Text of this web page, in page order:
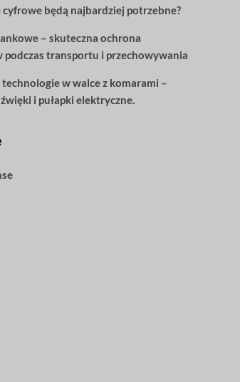
będą najbardziej potrzebne?
– skuteczna ochrona
podczas transportu i przechowywania
w walce z komarami –
i pułapki elektryczne.